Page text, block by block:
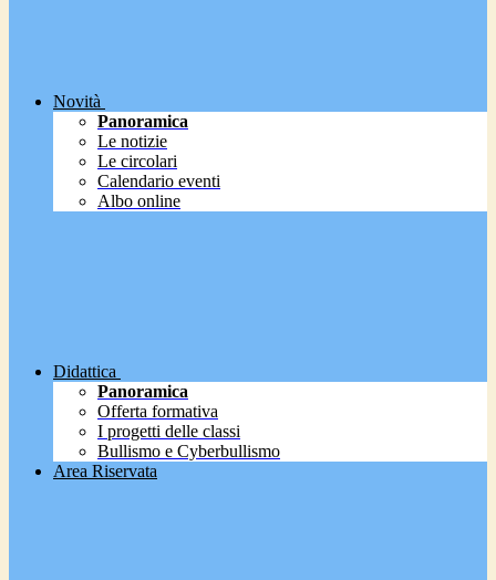
Novità
Panoramica
Le notizie
Le circolari
Calendario eventi
Albo online
Didattica
Panoramica
Offerta formativa
I progetti delle classi
Bullismo e Cyberbullismo
Area Riservata